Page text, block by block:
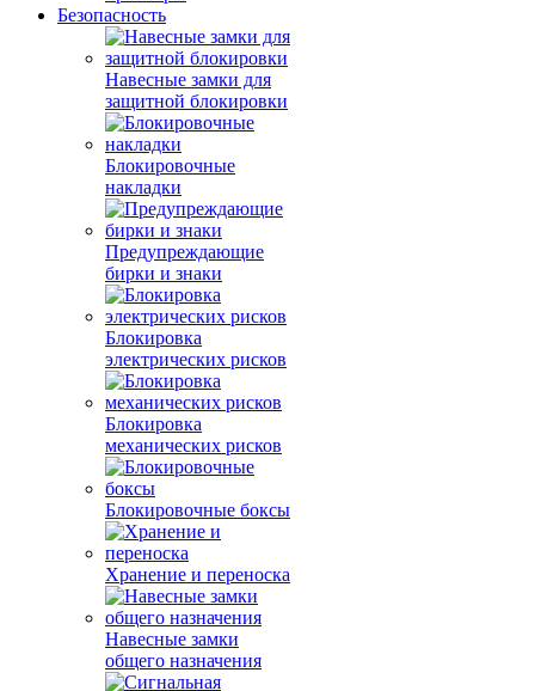
Безопасность
Навесные замки для
защитной блокировки
Блокировочные
накладки
Предупреждающие
бирки и знаки
Блокировка
электрических рисков
Блокировка
механических рисков
Блокировочные боксы
Хранение и переноска
Навесные замки
общего назначения